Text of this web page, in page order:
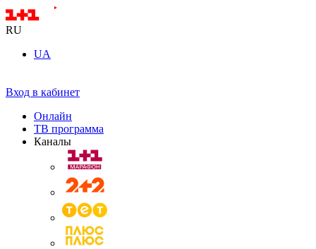
RU
UA
Вход в кабинет
Онлайн
ТВ программа
Каналы